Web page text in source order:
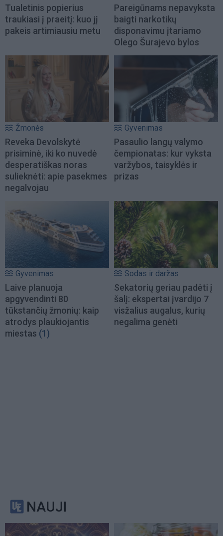
Tualetinis popierius
traukiasi į praeitį: kuo jį
pakeis artimiausiu metu
Pareigūnams nepavyksta
baigti narkotikų
disponavimu įtariamo
Olego Šurajevo bylos
Žmonės
Reveka Devolskytė
prisiminė, iki ko nuvedė
desperatiškas noras
sulieknėti: apie pasekmes
negalvojau
Gyvenimas
Pasaulio langų valymo
čempionatas: kur vyksta
varžybos, taisyklės ir
prizas
Gyvenimas
Laive planuoja
apgyvendinti 80
tūkstančių žmonių: kaip
atrodys plaukiojantis
miestas (1)
Sodas ir daržas
Sekatorių geriau padėti į
šalį: ekspertai įvardijo 7
visžalius augalus, kurių
negalima genėti
NAUJI